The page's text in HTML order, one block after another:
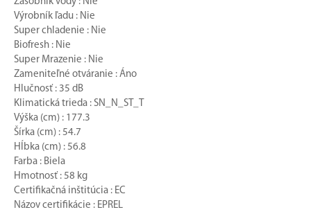
Výrobník ľadu : Nie
Super chladenie : Nie
Biofresh : Nie
Super Mrazenie : Nie
Zameniteľné otváranie : Áno
Hlučnosť : 35 dB
Klimatická trieda : SN_N_ST_T
Výška (cm) : 177.3
Šírka (cm) : 54.7
Hĺbka (cm) : 56.8
Farba : Biela
Hmotnosť : 58 kg
Certifikačná inštitúcia : EC
Názov certifikácie : EPREL